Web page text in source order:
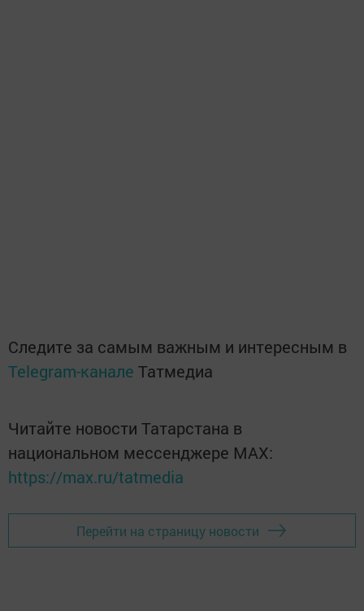
Следите за самым важным и интересным в
Telegram-канале Татмедиа
Читайте новости Татарстана в
национальном мессенджере MАХ:
https://max.ru/tatmedia
Перейти на страницу новости